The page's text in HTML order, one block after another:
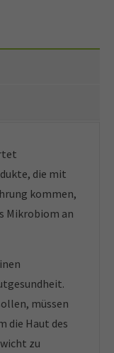
die mit
kommen,
Mikrobiom an
müssen
die Haut des
zu